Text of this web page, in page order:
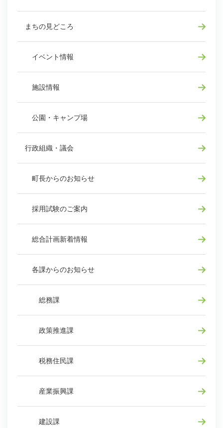
まちの見どころ
イベント情報
施設情報
公園・キャンプ場
行政組織・議会
町長からのお知らせ
採用試験のご案内
総合計画新着情報
各課からのお知らせ
総務課
政策推進課
税務住民課
産業振興課
建設課